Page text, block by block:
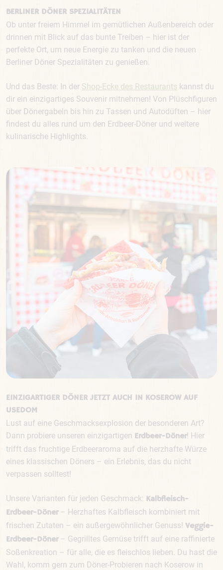
BERLINER DÖNER SPEZIALITÄTEN
Ob unter freiem Himmel im gemütlichen Außenbereich oder
drinnen mit Blick auf das bunte Treiben – hier ist der
perfekte Ort, um neue Energie zu tanken und die neuen
Berliner Döner Spezialitäten zu genießen.
Und das Beste: In der Shop-Ecke des Restaurants kannst du
dir ein einzigartiges Souvenir mitnehmen! Von Plüschfiguren
über Dönergabeln bis hin zu Tassen und Autodüften – hier
findest du alles rund um den Erdbeer-Döner und weitere
kulinarische Highlights.
EINZIGARTIGER DÖNER JETZT AUCH IN KOSEROW AUF
USEDOM
Lust auf eine Geschmacksexplosion der besonderen Art?
Dann probiere unseren einzigartigen Erdbeer-Döner! Hier
trifft das fruchtige Erdbeeraroma auf die herzhafte Würze
eines klassischen Döners – ein Erlebnis, das du nicht
verpassen solltest!
Unsere Varianten für jeden Geschmack: Kalbfleisch-
Erdbeer-Döner– Herzhaftes Kalbfleisch kombiniert mit
frischen Zutaten – ein außergewöhnlicher Genuss! Veggie-
Erdbeer-Döner– Gegrilltes Gemüse trifft auf eine raffinierte
Soßenkreation – für alle, die es fleischlos lieben. Du hast die
Wahl, komm gern zum Döner-Probieren nach Koserow in